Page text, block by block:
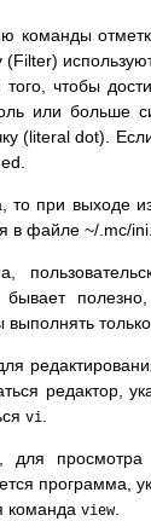
команды
чтобы
или больше
(literal dot).
то при выходе
в файле ~/.mc/ini.
редактор,
vi
для просмотра
программа,
команда view